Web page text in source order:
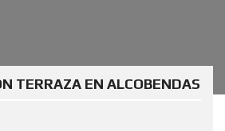
TERRAZA EN ALCOBENDAS